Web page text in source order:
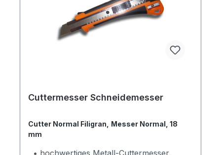
Cuttermesser Schneidemesser
Cutter Normal Filigran, Messer Normal, 18
mm
• hochwertiges Metall-Cuttermesser,